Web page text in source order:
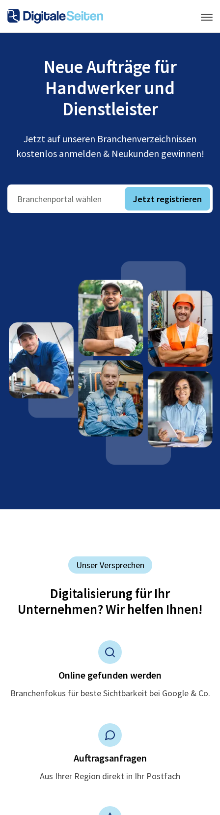
Neue Aufträge für
Handwerker und
Dienstleister
Jetzt auf unseren Branchenverzeichnissen
kostenlos anmelden & Neukunden gewinnen!
Branchenportal wählen Jetzt registrieren
Unser Versprechen
Digitalisierung für Ihr
Unternehmen? Wir helfen Ihnen!
Online gefunden werden
Branchenfokus für beste Sichtbarkeit bei Google & Co.
Auftragsanfragen
Aus Ihrer Region direkt in Ihr Postfach